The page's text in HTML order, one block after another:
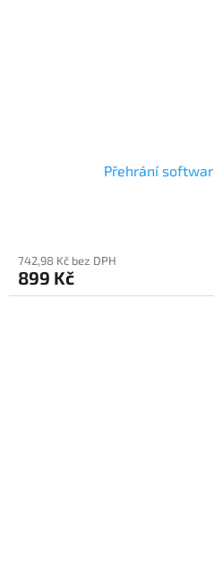
Přehrání
742,98 Kč bez DPH
899 Kč